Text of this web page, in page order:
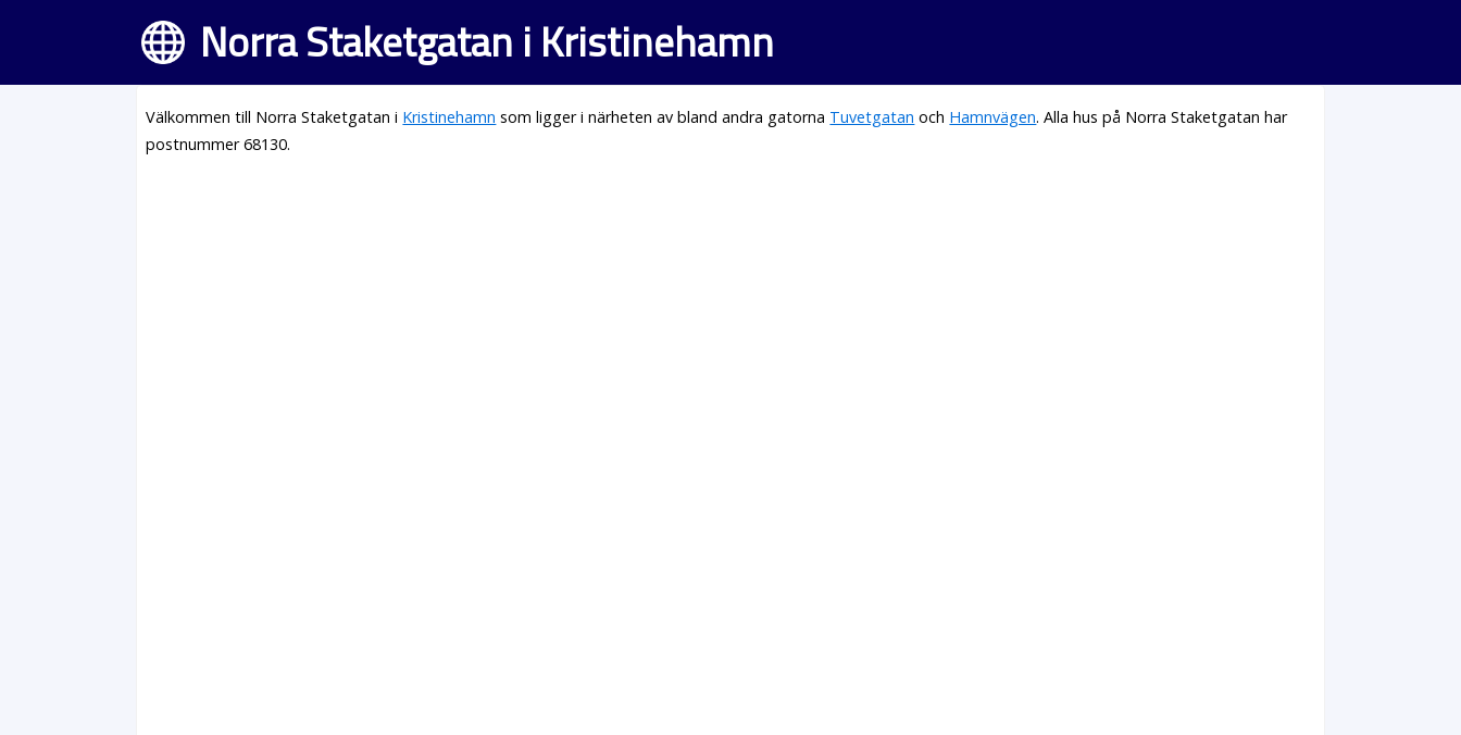
Norra Staketgatan i Kristinehamn
Välkommen till Norra Staketgatan i Kristinehamn som ligger i närheten av bland andra gatorna Tuvetgatan och Hamnvägen. Alla hus på Norra Staketgatan har
postnummer 68130.